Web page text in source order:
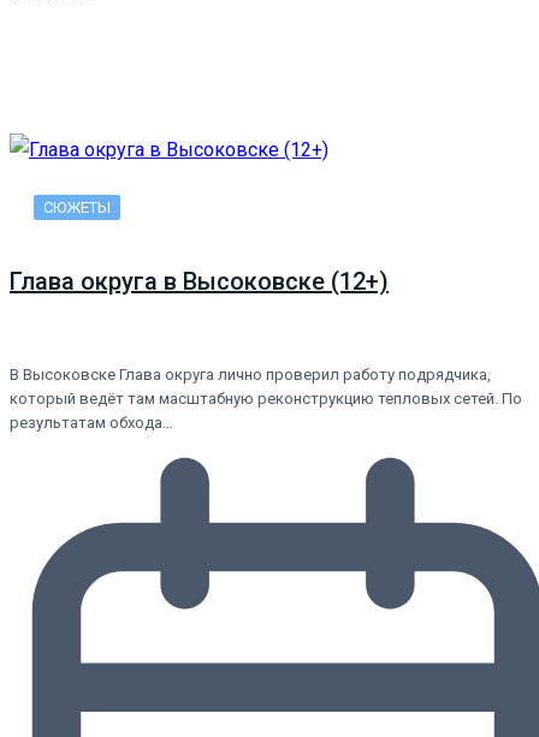
СЮЖЕТЫ
Глава округа в Высоковске (12+)
В Высоковске Глава округа лично проверил работу подрядчика,
который ведёт там масштабную реконструкцию тепловых сетей. По
результатам обхода…